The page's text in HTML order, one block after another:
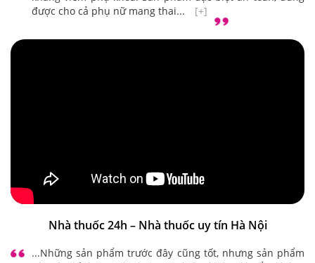
...Sản phẩm vừa làm sạch, lại có tác dụng dưỡng ẩm,
kháng viêm phụ khoa. Sản phẩm đặc biệt an toàn, dùng
Nhà thuốc 24h – Nhà thuốc uy tín Hà Nội